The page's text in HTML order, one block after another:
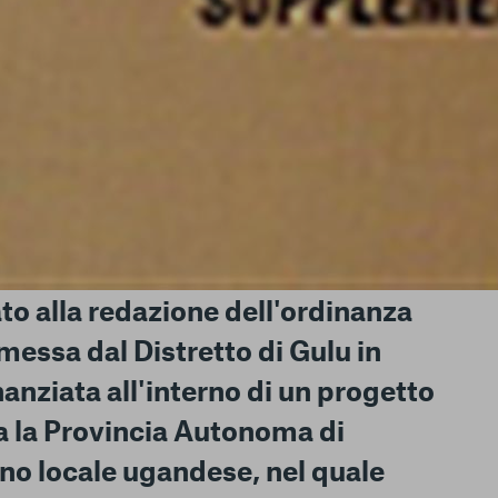
scelte”, la
informazioni
Consenti tutti
alla redazione dell'ordinanza
dal Distretto di Gulu in
all'interno di un progetto
la Provincia Autonoma di
locale ugandese, nel quale